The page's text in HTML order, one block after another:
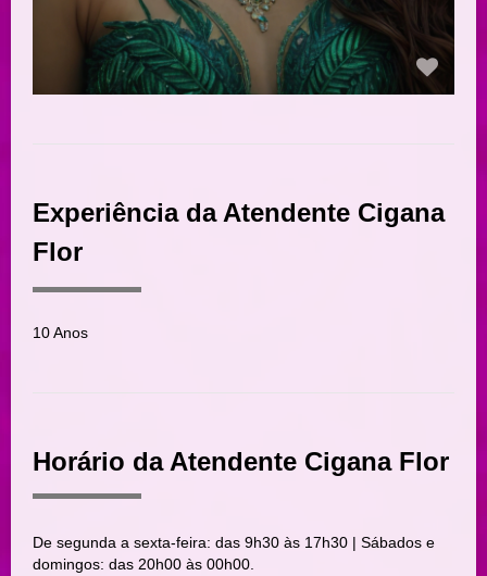
Experiência da Atendente Cigana
Flor
10 Anos
Horário da Atendente Cigana Flor
De segunda a sexta-feira: das 9h30 às 17h30 | Sábados e
domingos: das 20h00 às 00h00.